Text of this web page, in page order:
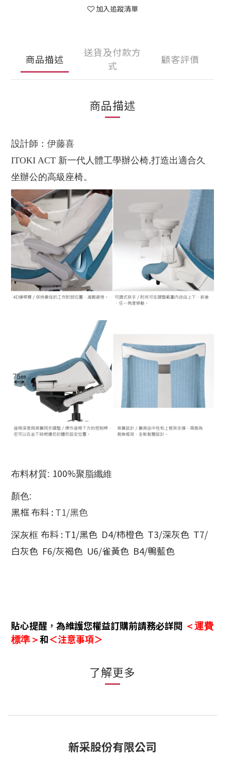
加入追蹤清單
商品描述
送貨及付款方
式
顧客評價
商品描述
設計師： 伊藤喜
ITOKI ACT 新一代人體工學辦公椅,打造出適合久
坐辦公的高級座椅。
布料材質: 100%聚脂纖維
顏色:
黑框 布料 :T1/黑色
深灰框 布料 : T1/黑色 D4/柿橙色 T3/深灰色 T7/
白灰色 F6/灰褐色 U6/雀黃色 B4/鴨藍色
貼心提醒 ， 為維護您權益訂購前請務必詳閱 ＜運費
標準＞和＜注意事項＞
了解更多
新采股份有限公司